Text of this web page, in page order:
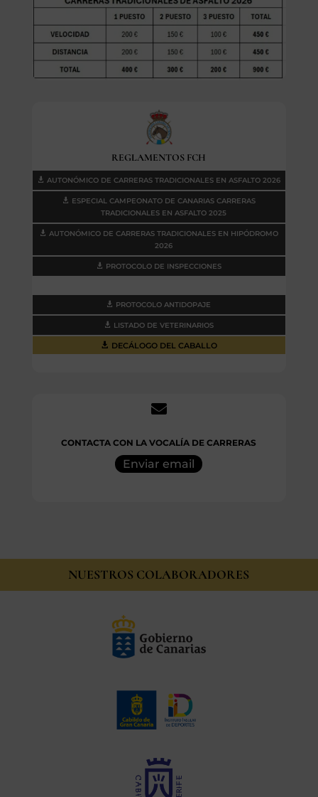
o
s
REGLAMENTOS FCH
AUTONÓMICO DE CARRERAS TRADICIONALES EN ASFALTO 2026
ESPECIAL CAMPEONATO DE CANARIAS CARRERAS
TRADICIONALES EN ASFALTO 2025
AUTONÓMICO DE CARRERAS TRADICIONALES EN HIPÓDROMO
2026
PROTOCOLO DE INSPECCIONES
PROTOCOLO ANTIDOPAJE
LISTADO DE VETERINARIOS
DECÁLOGO DEL CABALLO

CONTACTA CON LA VOCALÍA DE CARRERAS
Enviar email
NUESTROS COLABORADORES